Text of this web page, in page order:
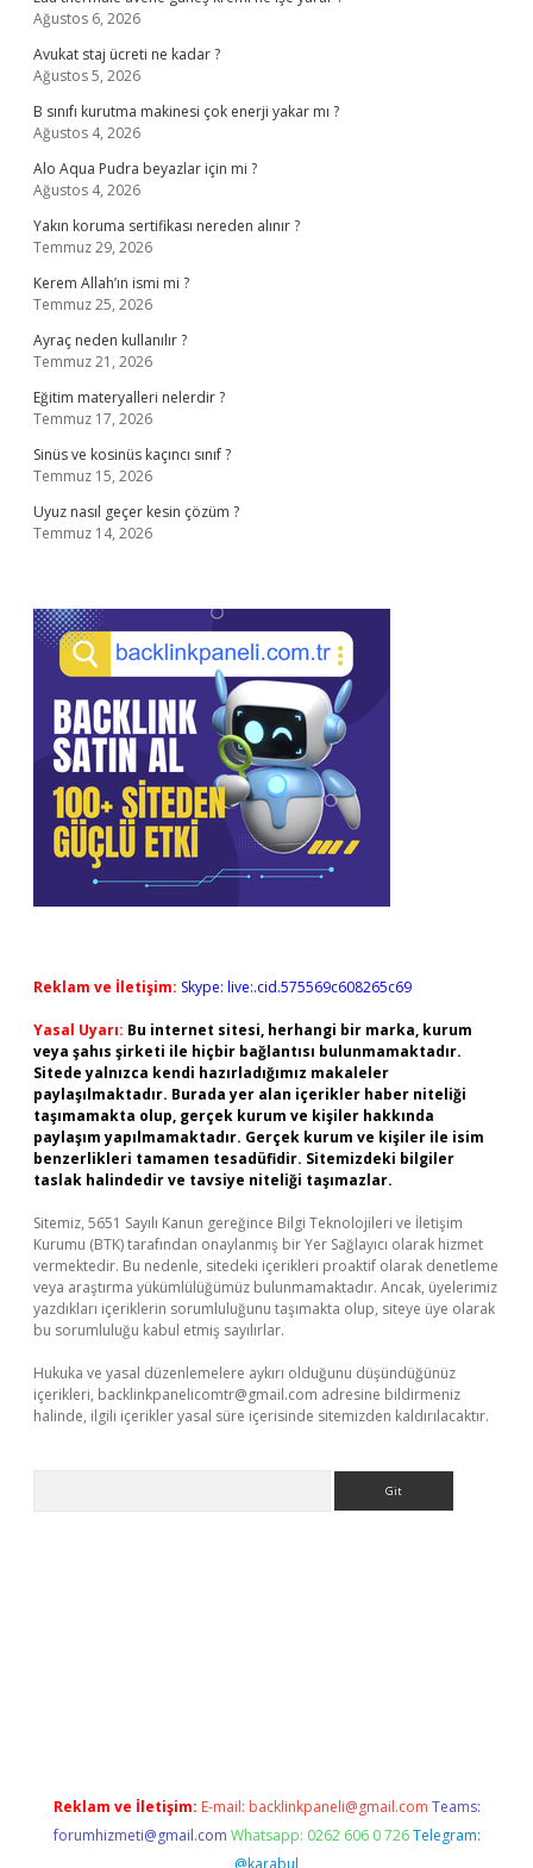
Ağustos 6, 2026
Avukat staj ücreti ne kadar ?
Ağustos 5, 2026
B sınıfı kurutma makinesi çok enerji yakar mı ?
Ağustos 4, 2026
Alo Aqua Pudra beyazlar için mi ?
Ağustos 4, 2026
Yakın koruma sertifikası nereden alınır ?
Temmuz 29, 2026
Kerem Allah’ın ismi mi ?
Temmuz 25, 2026
Ayraç neden kullanılır ?
Temmuz 21, 2026
Eğitim materyalleri nelerdir ?
Temmuz 17, 2026
Sinüs ve kosinüs kaçıncı sınıf ?
Temmuz 15, 2026
Uyuz nasıl geçer kesin çözüm ?
Temmuz 14, 2026
Reklam ve İletişim: Skype: live:.cid.575569c608265c69
Yasal Uyarı: Bu internet sitesi, herhangi bir marka, kurum
veya şahıs şirketi ile hiçbir bağlantısı bulunmamaktadır.
Sitede yalnızca kendi hazırladığımız makaleler
paylaşılmaktadır. Burada yer alan içerikler haber niteliği
taşımamakta olup, gerçek kurum ve kişiler hakkında
paylaşım yapılmamaktadır. Gerçek kurum ve kişiler ile isim
benzerlikleri tamamen tesadüfidir. Sitemizdeki bilgiler
taslak halindedir ve tavsiye niteliği taşımazlar.
Sitemiz, 5651 Sayılı Kanun gereğince Bilgi Teknolojileri ve İletişim
Kurumu (BTK) tarafından onaylanmış bir Yer Sağlayıcı olarak hizmet
vermektedir. Bu nedenle, sitedeki içerikleri proaktif olarak denetleme
veya araştırma yükümlülüğümüz bulunmamaktadır. Ancak, üyelerimiz
yazdıkları içeriklerin sorumluluğunu taşımakta olup, siteye üye olarak
bu sorumluluğu kabul etmiş sayılırlar.
Hukuka ve yasal düzenlemelere aykırı olduğunu düşündüğünüz
içerikleri, backlinkpanelicomtr@gmail.com adresine bildirmeniz
halinde, ilgili içerikler yasal süre içerisinde sitemizden kaldırılacaktır.
Reklam ve İletişim: E-mail: backlinkpaneli@gmail.com Teams:
forumhizmeti@gmail.com Whatsapp: 0262 606 0 726 Telegram:
@karabul